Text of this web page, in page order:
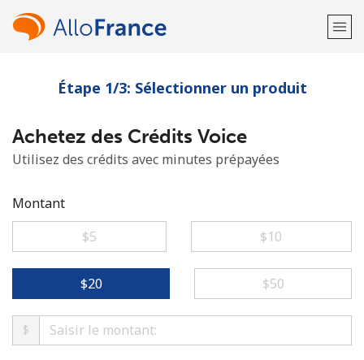
Bienvenue!
Vous avez déjà un compte?Connectez-vous →
Étape 1/3: Sélectionner un produit
Achetez des Crédits Voice
Utilisez des crédits avec minutes prépayées
Montant
⁦$5⁩
⁦$10⁩
⁦$20⁩ ⁦$50⁩
$